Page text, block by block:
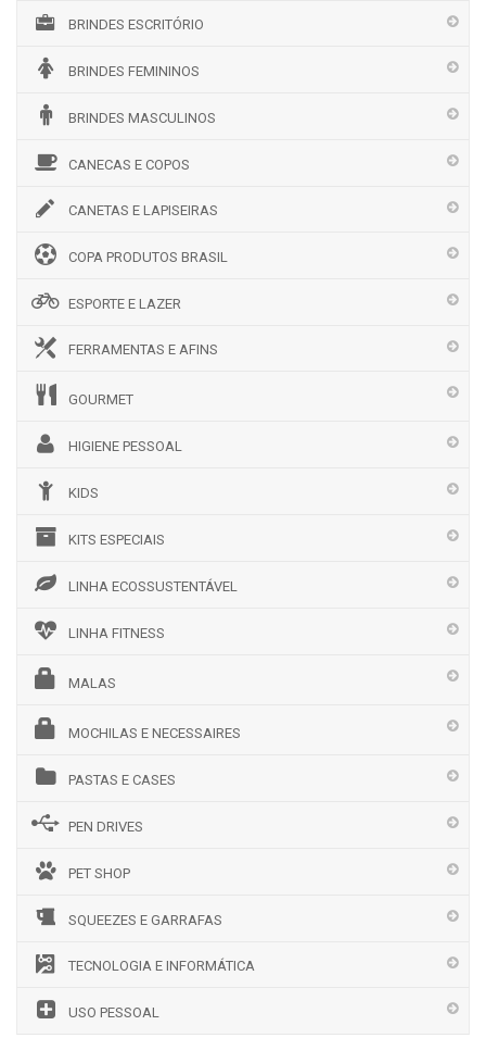
BRINDES ESCRITÓRIO
BRINDES FEMININOS
BRINDES MASCULINOS
CANECAS E COPOS
CANETAS E LAPISEIRAS
COPA PRODUTOS BRASIL
ESPORTE E LAZER
FERRAMENTAS E AFINS
GOURMET
HIGIENE PESSOAL
KIDS
KITS ESPECIAIS
LINHA ECOSSUSTENTÁVEL
LINHA FITNESS
MALAS
MOCHILAS E NECESSAIRES
PASTAS E CASES
PEN DRIVES
PET SHOP
SQUEEZES E GARRAFAS
TECNOLOGIA E INFORMÁTICA
USO PESSOAL